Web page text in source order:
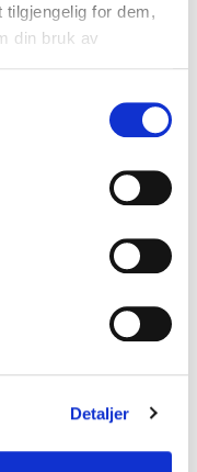
tilgjengelig for dem,
din bruk av
Detaljer
kr i
kr i 2015
for